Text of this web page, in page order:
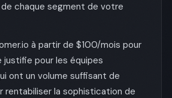
chaque segment de votre
à partir de $100/mois pour
pour les équipes
ont un volume suffisant de
rentabiliser la sophistication de